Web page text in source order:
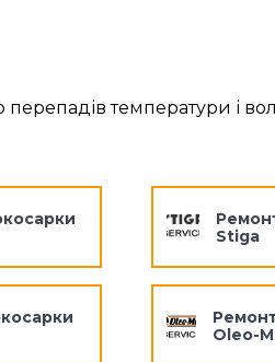
температури і
Stiga
Oleo-